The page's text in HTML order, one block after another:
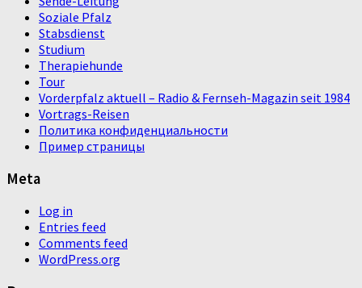
Soziale Pfalz
Stabsdienst
Studium
Therapiehunde
Tour
Vorderpfalz aktuell – Radio & Fernseh-Magazin seit 1984
Vortrags-Reisen
Политика конфиденциальности
Пример страницы
Meta
Log in
Entries feed
Comments feed
WordPress.org